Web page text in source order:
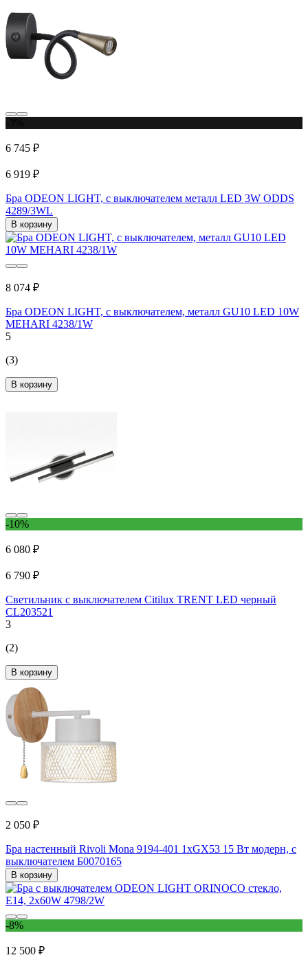
6 745 ₽
6 919 ₽
Бра ODEON LIGHT, с выключателем металл LED 3W ODDS
4289/3WL
В корзину
8 074 ₽
Бра ODEON LIGHT, с выключателем, металл GU10 LED 10W
MEHARI 4238/1W
5
(3)
В корзину
-10%
6 080 ₽
6 790 ₽
Светильник с выключателем Citilux TRENT LED черный
CL203521
3
(2)
В корзину
2 050 ₽
Бра настенный Rivoli Mona 9194-401 1хGX53 15 Вт модерн, с
выключателем Б0070165
В корзину
-8%
12 500 ₽